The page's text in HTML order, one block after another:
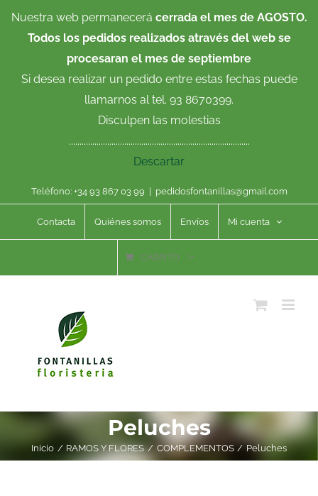
Nuestra web permanecerá cerrada el mes de AGOSTO.
Todos los pedidos realizados através del web se
procesaran el mes de septiembre
Si desea realizar un pedido entre estas fechas puede
llamarnos al tel. 93 8670399.
Disculpen las molestias
.....................................................................................
Descartar
Teléfono: +34 93 867 03 99 pedidosfontanillas@gmail.com
Contacta Quiénes somos Envíos Mi cuenta
CARRITO
Peluches
Inicio RAMOS Y FLORES COMPLEMENTOS Peluches